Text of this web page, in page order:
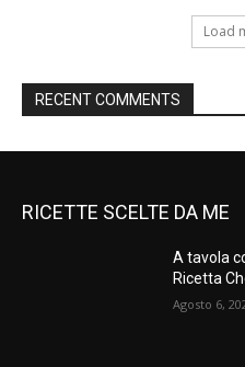
Load
RECENT COMMENTS
RICETTE SCELTE DA ME
A tavola
Ricetta
Agosto 6,